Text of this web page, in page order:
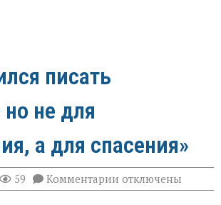
писать
не для
а для спасения»
59 Комментарии к
записи
отключены